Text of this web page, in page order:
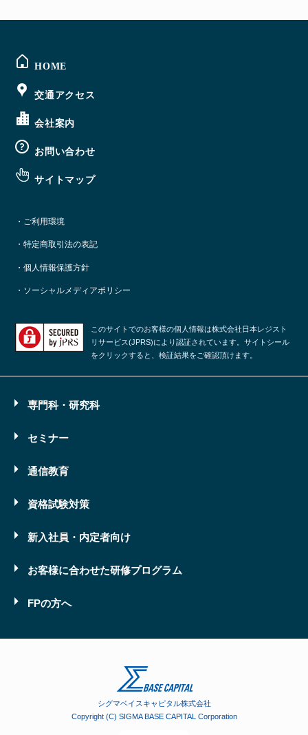
HOME
交通アクセス
会社案内
お問い合わせ
サイトマップ
・ご利用環境
・特定商取引法の表記
・個人情報保護方針
・ソーシャルメディアポリシー
このサイトでのお客様の個人情報は株式会社日本レジスト
リサービス(JPRS)により認証されています。サイトシール
をクリックすると、検証結果をご確認頂けます。
専門科・研究科
セミナー
通信教育
資格試験対策
新入社員・内定者向け
お客様に合わせた研修プログラム
FPの方へ
シグマベイスキャピタル株式会社
Copyright (C) SIGMA BASE CAPITAL Corporation